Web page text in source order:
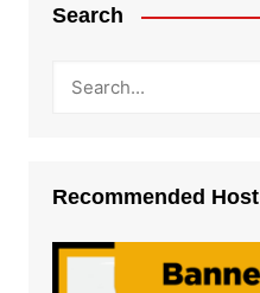
Search
Recommended Host